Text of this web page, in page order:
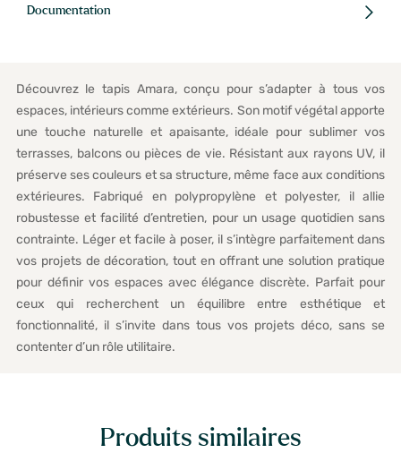
Documentation
Découvrez le tapis Amara, conçu pour s’adapter à tous vos
espaces, intérieurs comme extérieurs. Son motif végétal apporte
une touche naturelle et apaisante, idéale pour sublimer vos
terrasses, balcons ou pièces de vie. Résistant aux rayons UV, il
préserve ses couleurs et sa structure, même face aux conditions
extérieures. Fabriqué en polypropylène et polyester, il allie
robustesse et facilité d’entretien, pour un usage quotidien sans
contrainte. Léger et facile à poser, il s’intègre parfaitement dans
vos projets de décoration, tout en offrant une solution pratique
pour définir vos espaces avec élégance discrète. Parfait pour
ceux qui recherchent un équilibre entre esthétique et
fonctionnalité, il s’invite dans tous vos projets déco, sans se
contenter d’un rôle utilitaire.
Produits similaires